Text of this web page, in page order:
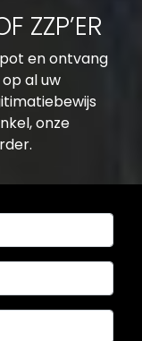
ZZP’ER
en ontvang
al uw
onze